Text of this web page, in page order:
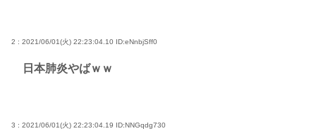
2 : 2021/06/01(火) 22:23:04.10 ID:eNnbjSff0
日本肺炎やばｗｗ
3 : 2021/06/01(火) 22:23:04.19 ID:NNGqdg730